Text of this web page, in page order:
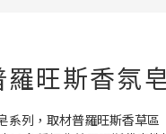
旺斯香氛
系列，取材普羅旺斯香草區